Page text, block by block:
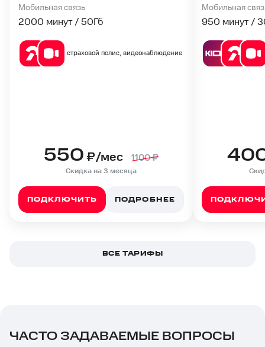
Мобильная связь
2000 минут / 50Гб
страховой полис, видеонаблюдение
550 ₽/мес 1100₽
Скидка на 3 месяца
ПОДКЛЮЧИТЬ ПОДРОБНЕЕ
Мобильная
950 минут /
ВСЕ ТАРИФЫ
ЧАСТО ЗАДАВАЕМЫЕ ВОПРОСЫ